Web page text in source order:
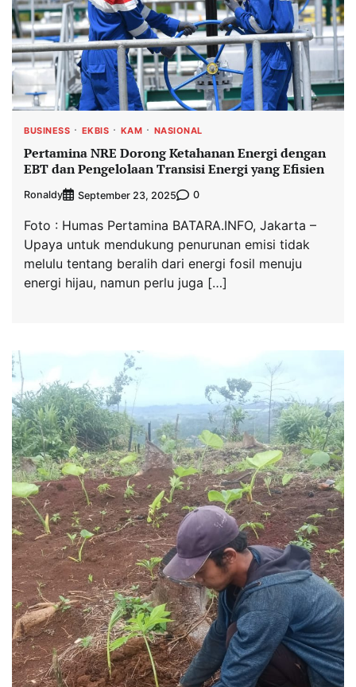
BUSINESS EKBIS KAM NASIONAL
Pertamina NRE Dorong Ketahanan Energi dengan
EBT dan Pengelolaan Transisi Energi yang Efisien
Ronaldy September 23, 2025 0
Foto : Humas Pertamina BATARA.INFO, Jakarta –
Upaya untuk mendukung penurunan emisi tidak
melulu tentang beralih dari energi fosil menuju
energi hijau, namun perlu juga […]